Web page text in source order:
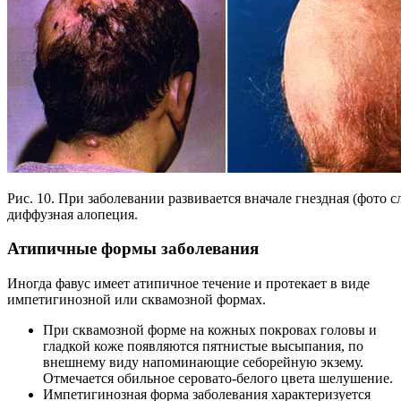
Рис. 10. При заболевании развивается вначале гнездная (фото
диффузная алопеция.
Атипичные формы заболевания
Иногда фавус имеет атипичное течение и протекает в виде
импетигинозной или сквамозной формах.
При сквамозной форме на кожных покровах головы и
гладкой коже появляются пятнистые высыпания, по
внешнему виду напоминающие себорейную экзему.
Отмечается обильное серовато-белого цвета шелушение.
Импетигинозная форма заболевания характеризуется